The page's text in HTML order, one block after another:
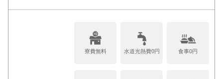
寮費無料 水道光熱費0円 食事0円